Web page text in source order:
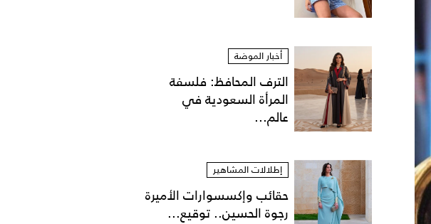
أخبار الموضة
الترف المحافظ: فلسفة
المرأة السعودية في
عالم...
إطلالات المشاهير
حقائب وإكسسوارات الأميرة
رجوة الحسين.. توقيع...